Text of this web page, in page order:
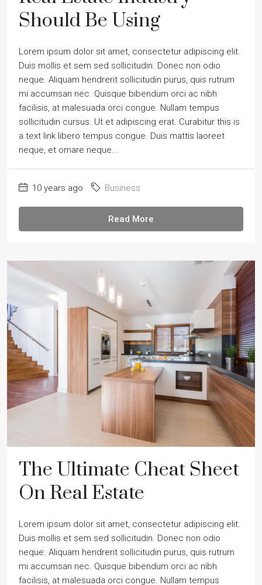
Should Be Using
Lorem ipsum dolor sit amet, consectetur adipiscing elit.
Duis mollis et sem sed sollicitudin. Donec non odio
neque. Aliquam hendrerit sollicitudin purus, quis rutrum
mi accumsan nec. Quisque bibendum orci ac nibh
facilisis, at malesuada orci congue. Nullam tempus
sollicitudin cursus. Ut et adipiscing erat. Curabitur this is
a text link libero tempus congue. Duis mattis laoreet
neque, et ornare neque...
10 years ago Business
Read More
The Ultimate Cheat Sheet
On Real Estate
Lorem ipsum dolor sit amet, consectetur adipiscing elit.
Duis mollis et sem sed sollicitudin. Donec non odio
neque. Aliquam hendrerit sollicitudin purus, quis rutrum
mi accumsan nec. Quisque bibendum orci ac nibh
facilisis, at malesuada orci congue. Nullam tempus